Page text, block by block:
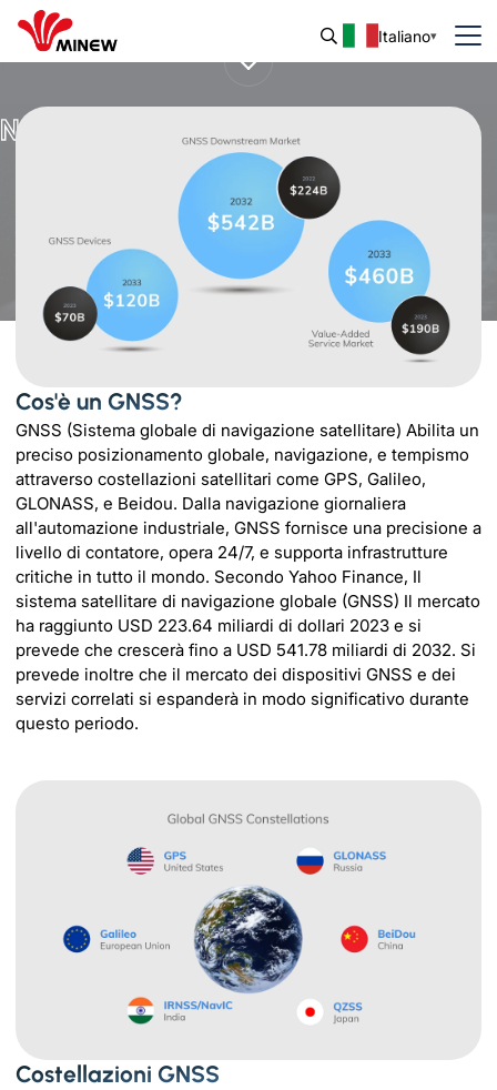
Italiano
Navigare nel mondo con GNSS
Cos'è un GNSS?
GNSS (Sistema globale di navigazione satellitare) Abilita un
preciso posizionamento globale, navigazione, e tempismo
attraverso costellazioni satellitari come GPS, Galileo,
GLONASS, e Beidou. Dalla navigazione giornaliera
all'automazione industriale, GNSS fornisce una precisione a
livello di contatore, opera 24/7, e supporta infrastrutture
critiche in tutto il mondo. Secondo Yahoo Finance, Il
sistema satellitare di navigazione globale (GNSS) Il mercato
ha raggiunto USD 223.64 miliardi di dollari 2023 e si
prevede che crescerà fino a USD 541.78 miliardi di 2032. Si
prevede inoltre che il mercato dei dispositivi GNSS e dei
servizi correlati si espanderà in modo significativo durante
questo periodo.
Costellazioni GNSS